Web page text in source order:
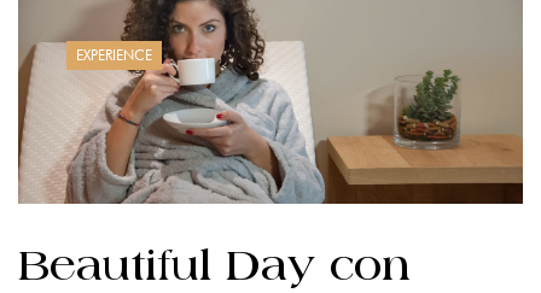
EXPERIENCE
Beautiful Day con